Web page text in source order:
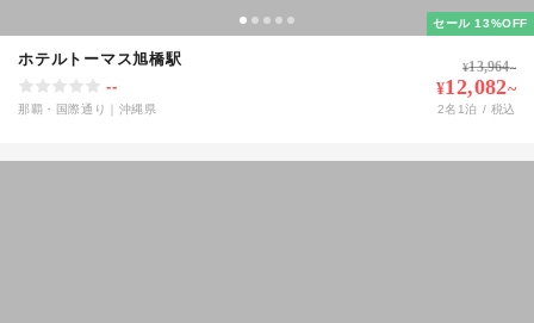
セール 13%OFF
ホテルトーマス旭橋駅
--
那覇・国際通り 沖縄県
¥13,964~
¥12,082~
2名 1泊 / 税込